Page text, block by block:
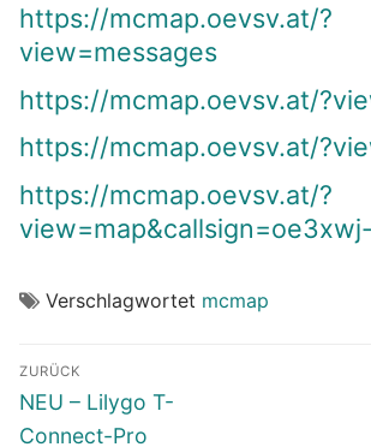
https://mcmap.oevsv.at/?
view=messages
https://mcmap.oevsv.at/
https://mcmap.oevsv.at/
https://mcmap.oevsv.at/?
Verschlagwortet mcmap
Beitragsnavigation
ZURÜCK
Vorheriger
Beitrag:
NEU – Lilygo T-
Connect-Pro